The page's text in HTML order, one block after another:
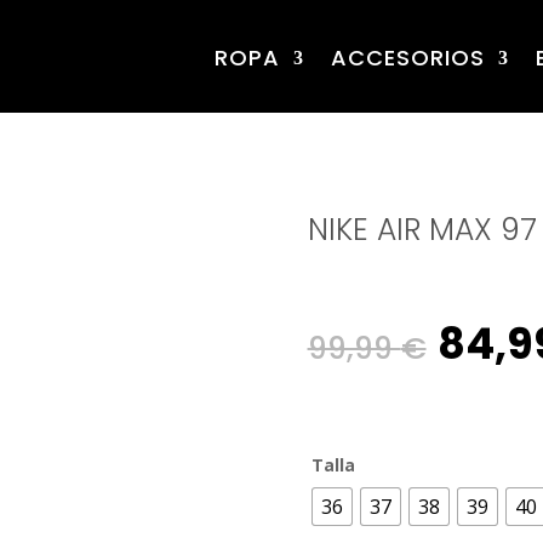
ROPA ACCESORIOS
NIKE AIR MAX
99,99€
was:
Talla
36 37 38 39 40